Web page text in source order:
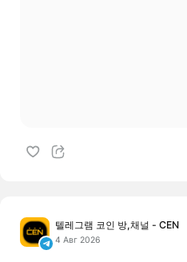
텔레그램 코인 방,채널 - CEN
4 Авг 2026